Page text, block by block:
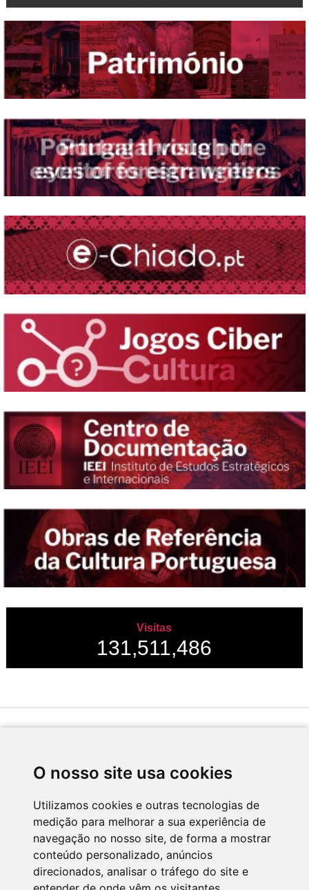
O nosso site usa cookies
Utilizamos cookies e outras tecnologias de
medição para melhorar a sua experiência de
navegação no nosso site, de forma a mostrar
conteúdo personalizado, anúncios
direcionados, analisar o tráfego do site e
Visitas
131,511,486